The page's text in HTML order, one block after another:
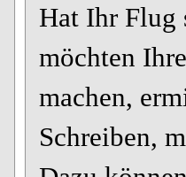
Hat Ihr Flug
möchten
machen,
Schreiben,